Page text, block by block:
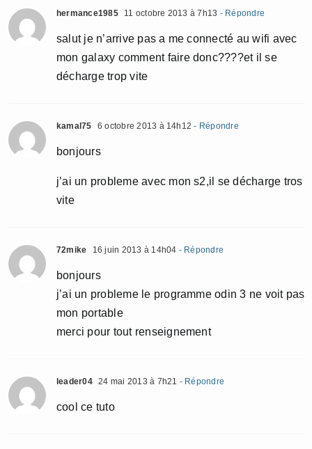
hermance1985 11 octobre 2013 à 7h13 - Répondre
salut je n’arrive pas a me connecté au wifi avec
mon galaxy comment faire donc????et il se
décharge trop vite
kamal75 6 octobre 2013 à 14h12 - Répondre
bonjours
j’ai un probleme avec mon s2,il se décharge tros
vite
72mike 16 juin 2013 à 14h04 - Répondre
bonjours
j’ai un probleme le programme odin 3 ne voit pas
mon portable
merci pour tout renseignement
leader04 24 mai 2013 à 7h21 - Répondre
cool ce tuto